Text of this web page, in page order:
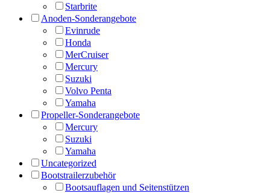
Starbrite
Anoden-Sonderangebote
Evinrude
Honda
MerCruiser
Mercury
Suzuki
Volvo Penta
Yamaha
Propeller-Sonderangebote
Mercury
Suzuki
Yamaha
Uncategorized
Bootstrailerzubehör
Bootsauflagen und Seitenstützen